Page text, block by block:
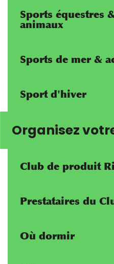
Sports équestres
animaux
Sports de mer &
Sport d'hiver
Organisez
Club de produit
Prestataires du
Où dormir
nous
votre séjour ?